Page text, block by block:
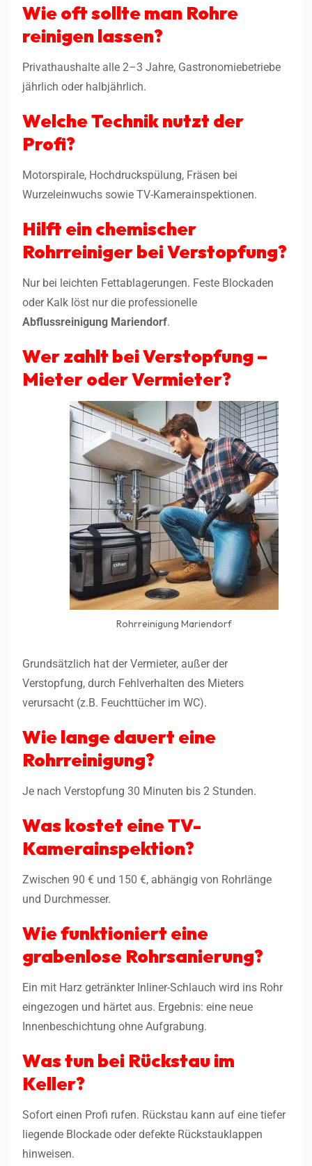
Wie oft sollte man Rohre
reinigen lassen?
Privathaushalte alle 2–3 Jahre, Gastronomiebetriebe
jährlich oder halbjährlich.
Welche Technik nutzt der
Profi?
Motorspirale, Hochdruckspülung, Fräsen bei
Wurzeleinwuchs sowie TV-Kamerainspektionen.
Hilft ein chemischer
Rohrreiniger bei Verstopfung?
Nur bei leichten Fettablagerungen. Feste Blockaden
oder Kalk löst nur die professionelle
Abflussreinigung Mariendorf.
Wer zahlt bei Verstopfung –
Mieter oder Vermieter?
Rohrreinigung Mariendorf
Grundsätzlich hat der Vermieter, außer der
Verstopfung, durch Fehlverhalten des Mieters
verursacht (z.B. Feuchttücher im WC).
Wie lange dauert eine
Rohrreinigung?
Je nach Verstopfung 30 Minuten bis 2 Stunden.
Was kostet eine TV-
Kamerainspektion?
Zwischen 90 € und 150 €, abhängig von Rohrlänge
und Durchmesser.
Wie funktioniert eine
grabenlose Rohrsanierung?
Ein mit Harz getränkter Inliner-Schlauch wird ins Rohr
eingezogen und härtet aus. Ergebnis: eine neue
Innenbeschichtung ohne Aufgrabung.
Was tun bei Rückstau im
Keller?
Sofort einen Profi rufen. Rückstau kann auf eine tiefer
liegende Blockade oder defekte Rückstauklappen
hinweisen.